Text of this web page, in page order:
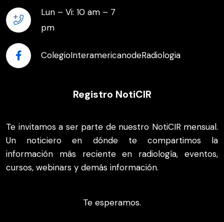
Lun – Vi: 10 am – 7
pm
ColegioInteramericanodeRadiologia
Registro NotiCIR
Te invitamos a ser parte de nuestro NotiCIR mensual.
Un noticiero en dónde te compartimos la
información más reciente en radiología, eventos,
cursos, webinars y demás información.
Te esperamos.